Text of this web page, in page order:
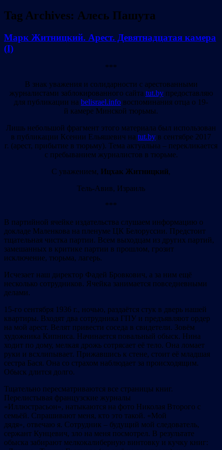
Tag Archives: Алесь Пашута
Марк Житницкий. Арест. Девятнадцатая камера
(I)
***
В знак уважения и солидарности с арестованными
журналистами заблокированного сайта tut.byпредоставляю
для публикации на belisrael.info воспоминания отца о 19-
й камере Минской тюрьмы.
Лишь небольшой фрагмент этого материала был использован
в публикации Ксении Ельяшевич на tut.by в сентябре 2017
г. (арест, прибытие в тюрьму). Тема актуальна – перекликается
с пребыванием журналистов в тюрьме.
С уважением, Ицхак Житницкий,
Тель-Авив, Израиль
***
В партийной ячейке издательства слушаем информацию о
докладе Маленкова на пленуме ЦК Белоруссии. Предстоит
тщательная чистка партии. Всем выходцам из других партий,
замешанных в критике партии в прошлом, грозит
исключение, тюрьма, лагерь.
Исчезает наш директор Фадей Бровкович, а за ним ещё
несколько сотрудников. Ячейка занимается повседневными
делами.
15-го сентября 1936 г., ночью, раздаётся стук в дверь нашей
квартиры. Входят два сотрудника ГПУ и предъявляют ордер
на мой арест. Велят привести соседа в свидетели. Зовём
художника Кипниса. Начинается повальный обыск. Нина
ходит по дому, мелкая дрожь сотрясает её тело. Она ломает
руки и всхлипывает. Прижавшись к стене, стоит её младшая
сестра Бася. Она со страхом наблюдает за происходящим.
Обыск длится долго.
Тщательно пересматриваются все страницы книг.
Перелистывая французские журналы
«Иллюстрасьон», натыкаются на фото Николая Второго с
семьёй. Спрашивают меня, кто это такой. «Мой
дядя», отвечаю я. Сотрудник – будущий мой следователь,
сержант Кунцевич, зло на меня посмотрел. В результате
обыска забирают мелкокалиберную винтовку и кучку книг: